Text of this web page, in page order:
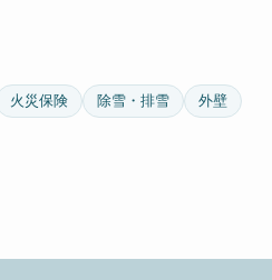
火災保険 除雪・排雪
外壁